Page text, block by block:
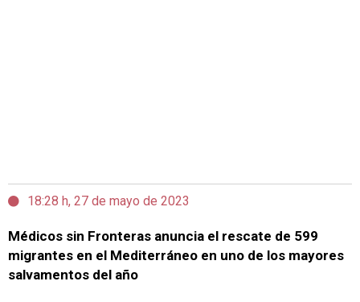
18:28 h, 27 de mayo de 2023
Médicos sin Fronteras anuncia el rescate de 599
migrantes en el Mediterráneo en uno de los mayores
salvamentos del año